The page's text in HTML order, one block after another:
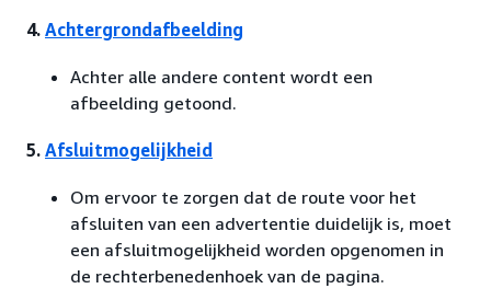
4. Achtergrondafbeelding
Achter alle andere content wordt een
afbeelding getoond.
5. Afsluitmogelijkheid
Om ervoor te zorgen dat de route voor het
afsluiten van een advertentie duidelijk is, moet
een afsluitmogelijkheid worden opgenomen in
de rechterbenedenhoek van de pagina.